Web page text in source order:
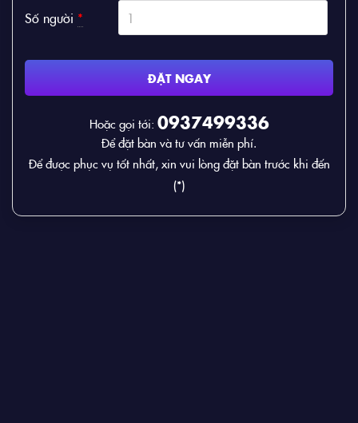
Số người *
ĐẶT NGAY
Hoặc gọi tới: 0937499336
Để đặt bàn và tư vấn miễn phí.
Để được phục vụ tốt nhất, xin vui lòng đặt bàn trước khi đến
(*)